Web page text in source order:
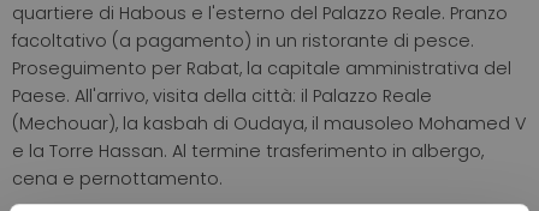
quartiere di Habous e l'esterno del Palazzo Reale. Pranzo
facoltativo (a pagamento) in un ristorante di pesce.
Proseguimento per Rabat, la capitale amministrativa del
Paese. All'arrivo, visita della città: il Palazzo Reale
(Mechouar), la kasbah di Oudaya, il mausoleo Mohamed V
e la Torre Hassan. Al termine trasferimento in albergo,
cena e pernottamento.